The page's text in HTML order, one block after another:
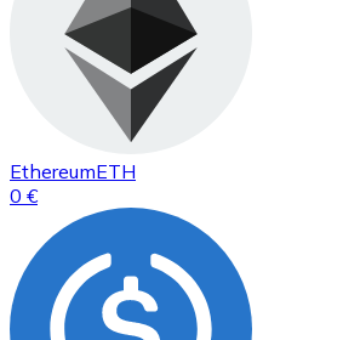
EthereumETH
0 €